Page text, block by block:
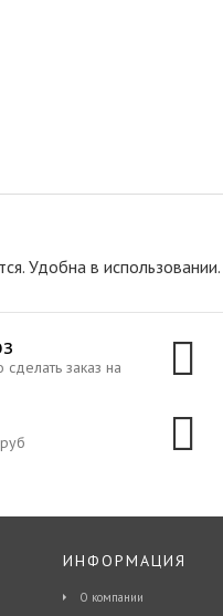
Удобна в использовании.
заказ на
ИНФОРМАЦИЯ
О компании